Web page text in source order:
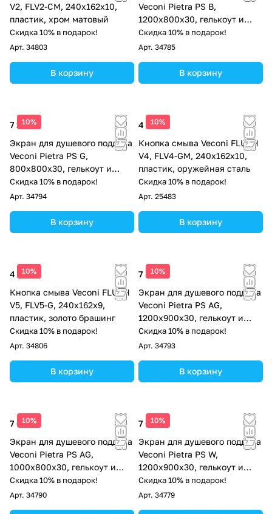
V2, FLV2-CM, 240х162х10,
пластик, хром матовый
Скидка 10% в подарок!
Арт. 34803
В корзину
Veconi Pietra PS B,
1200x800x30, гелькоут и
стекловолокно, черный
Скидка 10% в подарок!
Арт. 34785
В корзину
10%
7 123 ₽
Экран для душевого поддона
Veconi Pietra PS G,
800x800x30, гелькоут и
стекловолокно, серый
Скидка 10% в подарок!
Арт. 34794
В корзину
10%
4 382 ₽
Кнопка смыва Veconi FLUSH
V4, FLV4-GM, 240х162х10,
пластик, оружейная сталь
Скидка 10% в подарок!
Арт. 25483
В корзину
10%
4 513 ₽
Кнопка смыва Veconi FLUSH
V5, FLV5-G, 240х162х9,
пластик, золото брашинг
Скидка 10% в подарок!
Арт. 34806
В корзину
10%
7 873 ₽
Экран для душевого поддона
Veconi Pietra PS AG,
1200x900x30, гелькоут и
стекловолокно,
антрацитово-серый
Скидка 10% в подарок!
Арт. 34793
В корзину
10%
7 686 ₽
Экран для душевого поддона
Veconi Pietra PS AG,
1000x800x30, гелькоут и
стекловолокно,
антрацитово-серый
Скидка 10% в подарок!
Арт. 34790
10%
7 686 ₽
Экран для душевого поддона
Veconi Pietra PS W,
1200x900x30, гелькоут и
стекловолокно, белый
Скидка 10% в подарок!
Арт. 34779